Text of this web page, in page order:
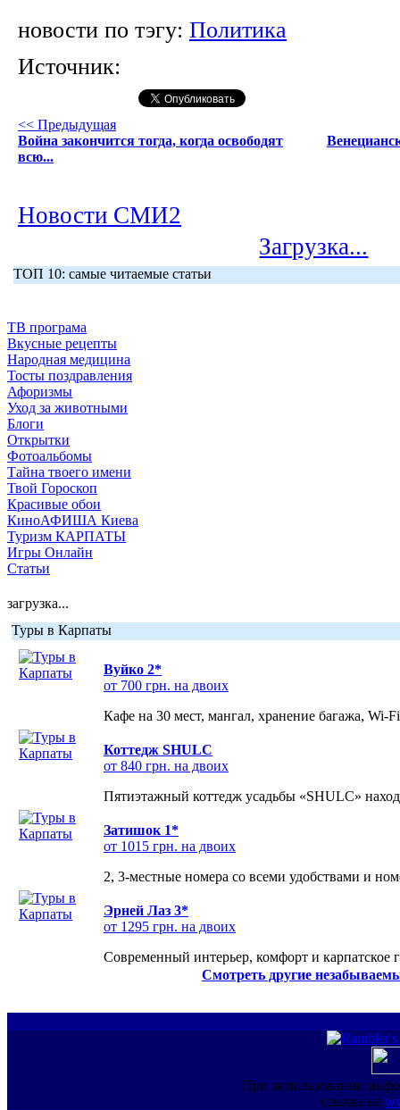
новости по тэгу: Политика
Источник:
<< Предыдущая
Война закончится тогда, когда освободят
всю...
Новости СМИ2
Загрузка...
ТОП 10: самые читаемые статьи
ТВ програма
Вкусные рецепты
Народная медицина
Тосты поздравления
Афоризмы
Уход за животными
Блоги
Открытки
Фотоальбомы
Тайна твоего имени
Твой Гороскоп
Красивые обои
КиноАФИША Киева
Туризм КАРПАТЫ
Игры Онлайн
Статьи
загрузка...
Туры в Карпаты
Вуйко 2*
от 700 грн. на двоих
Кафе на 30 мест, мангал, хранение багажа, Wi-
Коттедж SHULC
от 840 грн. на двоих
Пятиэтажный коттедж усадьбы «SHULC»
Затишок 1*
от 1015 грн. на двоих
2, 3-местные номера со всеми удобствами и
Эрней Лаз 3*
от 1295 грн. на двоих
Современный интерьер, комфорт и карпатское
Смотреть другие
При использовании
ссылка на